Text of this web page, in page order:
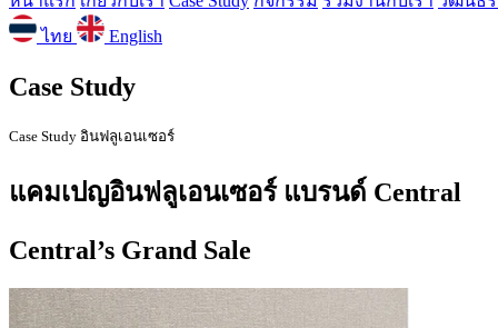
ไทย
English
Case Study
Case Study อินฟลูเอนเซอร์
แคมเปญอินฟลูเอนเซอร์ แบรนด์ Central
Central’s Grand Sale